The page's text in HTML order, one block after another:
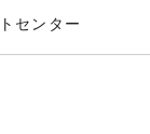
センター